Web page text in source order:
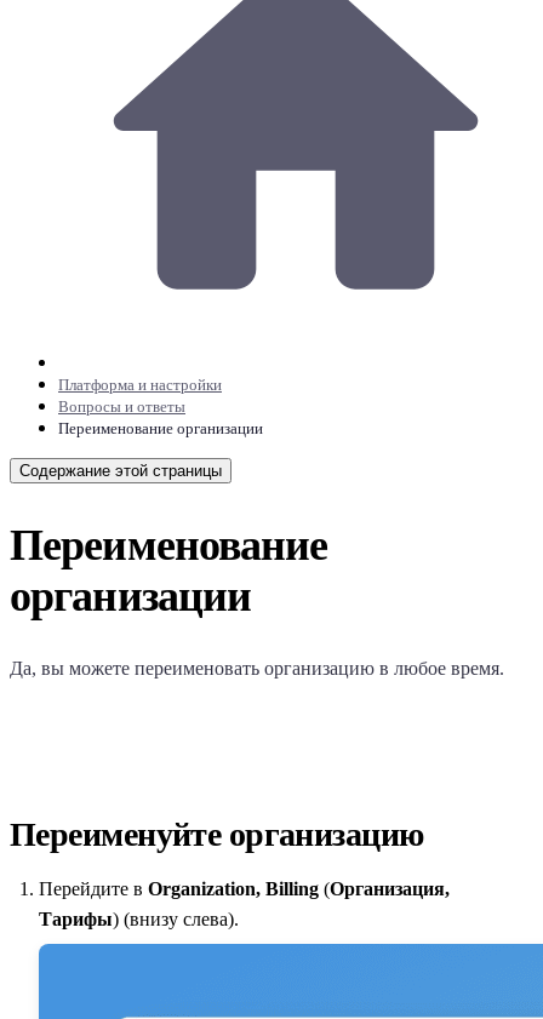
Платформа и настройки
Вопросы и ответы
Переименование организации
Содержание этой страницы
Переименование
организации
Да, вы можете переименовать организацию в любое время.
Переименуйте организацию
Перейдите в Organization, Billing (Организация,
Тарифы) (внизу слева).